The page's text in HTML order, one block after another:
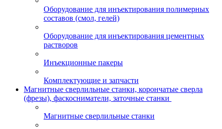
Оборудование для инъектирования полимерных
составов (смол, гелей)
Оборудование для инъектирования цементных
растворов
Инъекционные пакеры
Комплектующие и запчасти
Магнитные сверлильные станки, корончатые сверла
(фрезы), фаскосниматели, заточные станки
Магнитные сверлильные станки